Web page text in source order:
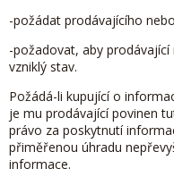
-požádat prodávajícího
-požadovat, aby
vzniklý stav.
Požádá-li kupující o
je mu prodávající povinen
právo za poskytnutí
přiměřenou úhradu
informace.